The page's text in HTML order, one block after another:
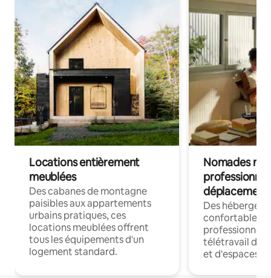
Locations entièrement
meublées
Des cabanes de montagne
paisibles aux appartements
urbains pratiques, ces
locations meublées offrent
tous les équipements d'un
logement standard.
Nomades
déplacement
Des
confortables
professionnels
télétravail
et d'espaces